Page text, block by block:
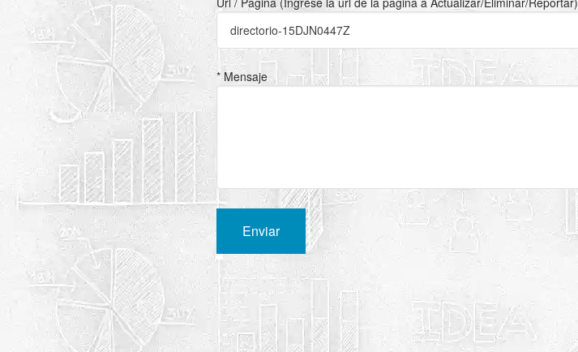
* Mensaje
Enviar